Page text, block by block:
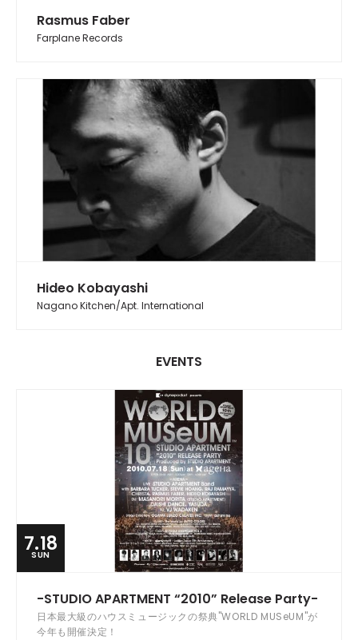
Rasmus Faber
Farplane Records
Hideo Kobayashi
Nagano Kitchen/Apt. International
EVENTS
7.18
SUN
-STUDIO APARTMENT “2010” Release Party-
日本最大級のハウスミュージックの祭典"WORLD MUSeUM"が
今年も開催決定！